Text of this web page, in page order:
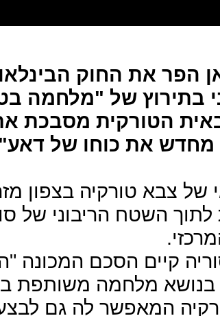
הפר את החוק
בתירוץ של "מלחמה
הטורקית מסבכת
מחדש את כוחו של
צבא טורקיה בצפון
השטח הריבוני של
קיים הסכם
אדנה ב-1998 בנושא מלחמה
המאפשר לה גם